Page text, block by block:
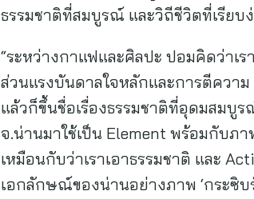
ธรรมชาติที่สมบูรณ์ และวิถีชีวิตที่เรียบ
“ระหว่างกาแฟและศิลปะ ปอมคิดว่า
ส่วนแรงบันดาลใจหลักและการตีควา
แล้วก็ขึ้นชื่อเรื่องธรรมชาติที่อุดมสมบู
จ.น่านมาใช้เป็น Element พร้อมกับภ
เหมือนกับว่าเราเอาธรรมชาติ และ
เอกลักษณ์ของน่านอย่างภาพ ‘กระซิบ